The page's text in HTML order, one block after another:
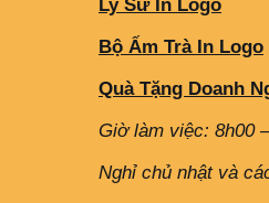
Ly Sứ In Logo
Bộ Ấm Trà In Logo
Quà Tặng Doanh
Giờ làm việc: 8h00
Nghỉ chủ nhật và